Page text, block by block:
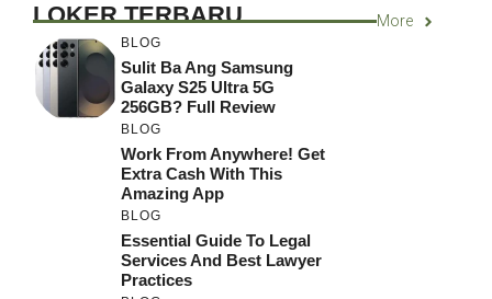
LOKER TERBARU More
BLOG
Sulit Ba Ang Samsung
Galaxy S25 Ultra 5G
256GB? Full Review
BLOG
Work From Anywhere! Get
Extra Cash With This
Amazing App
BLOG
Essential Guide To Legal
Services And Best Lawyer
Practices